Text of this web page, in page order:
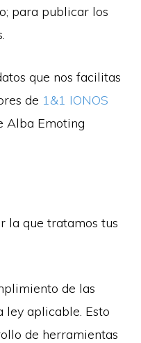
para publicar los
que nos facilitas
de 1&1 IONOS
Alba Emoting
la que tratamos tus
de las
ley aplicable. Esto
de herramientas